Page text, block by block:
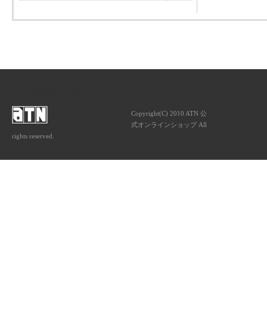
Copyright(C) 2010 ATN 公
式オンラインショップ All
rights reserved.